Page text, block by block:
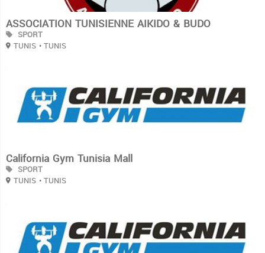
ASSOCIATION TUNISIENNE AIKIDO & BUDO
SPORT
TUNIS • TUNIS
California Gym Tunisia Mall
SPORT
TUNIS • TUNIS